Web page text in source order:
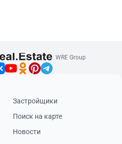
WRE Group
Застройщики
Поиск на карте
Новости